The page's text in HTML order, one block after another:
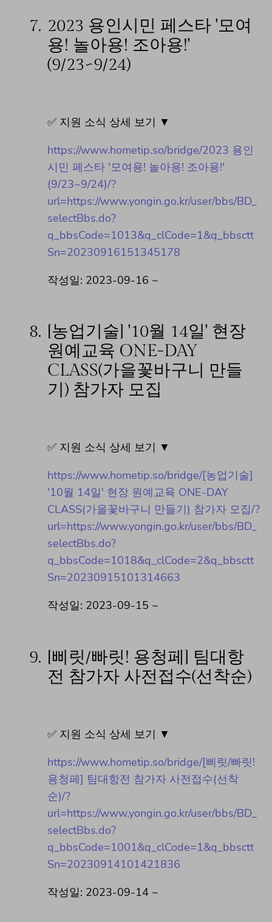
7. 2023 용인시민 페스타 '모여
용! 놀아용! 조아용!'
(9/23~9/24)
✅ 지원 소식 상세 보기 ▼
https://www.hometip.so/bridge/2023 용인
시민 페스타 '모여용! 놀아용! 조아용!'
(9/23~9/24)/?
url=https://www.yongin.go.kr/user/bbs/BD_
selectBbs.do?
q_bbsCode=1013&q_clCode=1&q_bbsctt
Sn=20230916151345178
작성일: 2023-09-16 ~
8.
[농업기술] '10월 14일' 현장
원예교육 ONE-DAY
CLASS(가을꽃바구니 만들
기) 참가자 모집
✅ 지원 소식 상세 보기 ▼
https://www.hometip.so/bridge/[농업기술]
'10월 14일' 현장 원예교육 ONE-DAY
CLASS(가을꽃바구니 만들기) 참가자 모집/?
url=https://www.yongin.go.kr/user/bbs/BD_
selectBbs.do?
q_bbsCode=1018&q_clCode=2&q_bbsctt
Sn=20230915101314663
작성일: 2023-09-15 ~
9. [삐릿/빠릿! 용청페] 팀대항
전 참가자 사전접수(선착순)
✅ 지원 소식 상세 보기 ▼
https://www.hometip.so/bridge/[삐릿/빠릿!
용청페] 팀대항전 참가자 사전접수(선착
순)/?
url=https://www.yongin.go.kr/user/bbs/BD_
selectBbs.do?
q_bbsCode=1001&q_clCode=1&q_bbsctt
Sn=20230914101421836
작성일: 2023-09-14 ~